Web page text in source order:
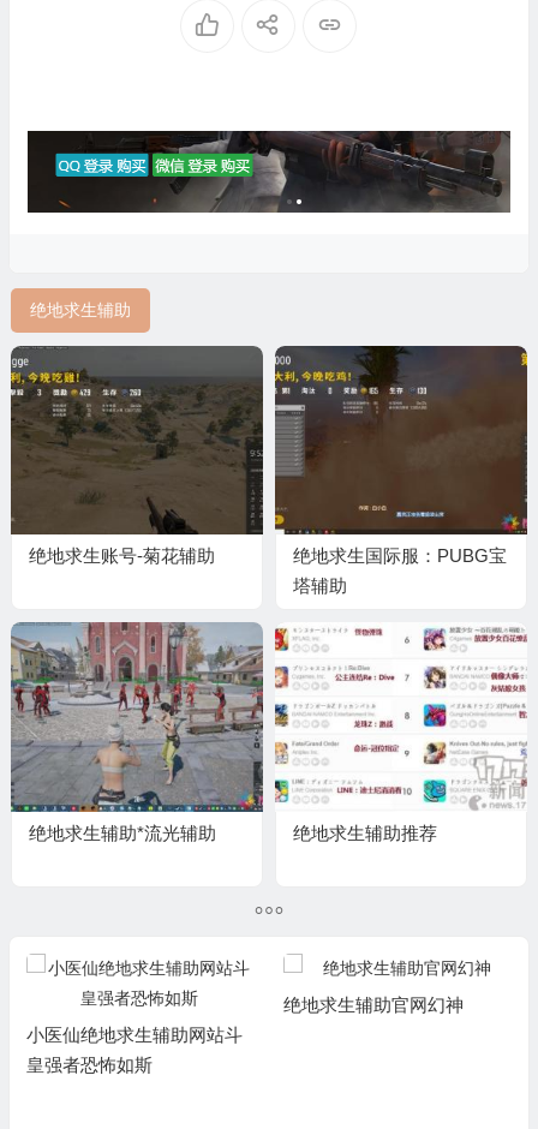
绝地求生辅助
绝地求生账号-菊花辅助
绝地求生国际服：PUBG宝
塔辅助
绝地求生辅助*流光辅助 绝地求生辅助推荐
小医仙绝地求生辅助网站斗
皇强者恐怖如斯
绝地求生辅助官网幻神